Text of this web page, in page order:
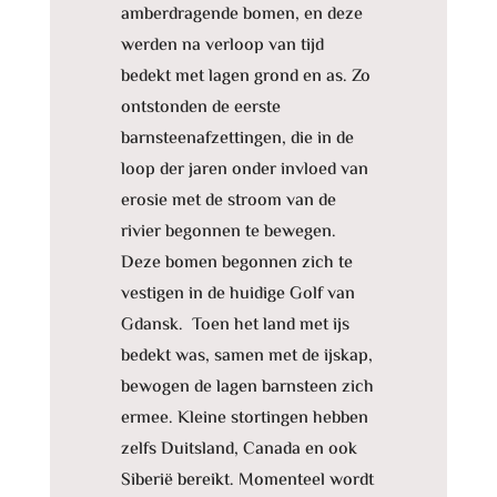
amberdragende bomen, en deze
werden na verloop van tijd
bedekt met lagen grond en as. Zo
ontstonden de eerste
barnsteenafzettingen, die in de
loop der jaren onder invloed van
erosie met de stroom van de
rivier begonnen te bewegen.
Deze bomen begonnen zich te
vestigen in de huidige Golf van
Gdansk. Toen het land met ijs
bedekt was, samen met de ijskap,
bewogen de lagen barnsteen zich
ermee. Kleine stortingen hebben
zelfs Duitsland, Canada en ook
Siberië bereikt. Momenteel wordt